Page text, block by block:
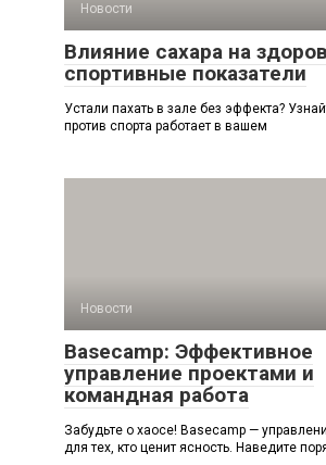
Новости
Влияние сахара на
спортивные показатели
Устали пахать в зале без эффекта?
против спорта работает в вашем
Новости
Basecamp: Эффективное
управление проектами и
командная работа
Забудьте о хаосе! Basecamp —
для тех, кто ценит ясность. Наведите